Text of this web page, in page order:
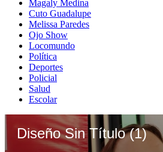
Magaly Medina
Cuto Guadalupe
Melissa Paredes
Ojo Show
Locomundo
Política
Deportes
Policial
Salud
Escolar
Diseño Sin Título (1)